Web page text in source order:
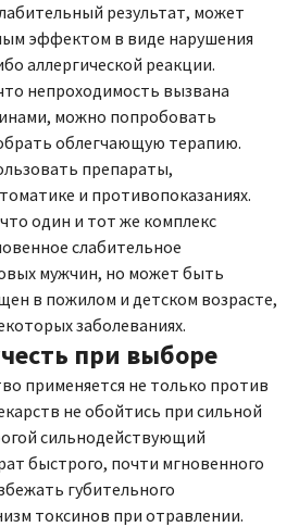
результат, может
эффектом в виде нарушения
аллергической реакции.
непроходимость вызвана
можно попробовать
облегчающую терапию.
препараты,
и противопоказаниях.
один и тот же комплекс
слабительное
мужчин, но может быть
в пожилом и детском возрасте,
заболеваниях.
при выборе
применяется не только против
не обойтись при сильной
сильнодействующий
быстрого, почти мгновенного
губительного
токсинов при отравлении.